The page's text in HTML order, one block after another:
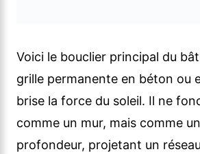
Voici le bouclier principal du
grille permanente en béton ou
brise la force du soleil. Il ne
comme un mur, mais comme
profondeur, projetant un